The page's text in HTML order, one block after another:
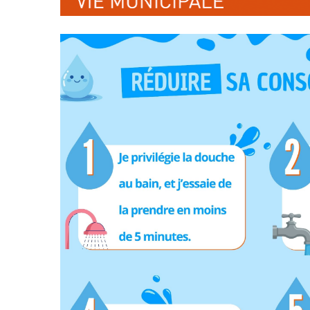
» Histoire
» Journal municipal
» Le conseil municipal
» Participation citoyenne
» Les Vitraux de l'Eglise
» Services municipaux
» C.C.A.S
» Métropole Européenne de
» Agenda
» Aide à la famille
» Commerces et
» Démarches
» Encombrants et
» Gîtes -
» Numéros utiles
» Santé
» Transport